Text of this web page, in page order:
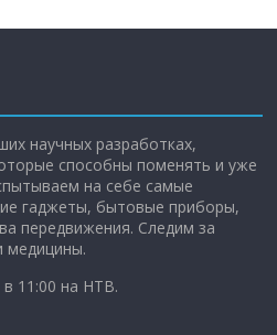
научных разработках,
способны поменять и уже
на себе самые
гаджеты, бытовые приборы,
передвижения. Следим за
медицины.
11:00 на НТВ.